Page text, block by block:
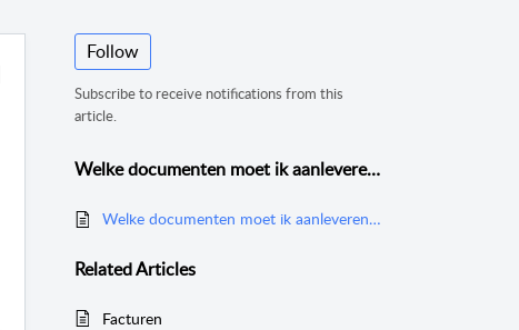
Follow
Subscribe to receive notifications from this
article.
Welke documenten moet ik aanleveren voor vergoeding?
Welke documenten moet ik aanleveren voor vergoeding?
RelatedArticles
Facturen